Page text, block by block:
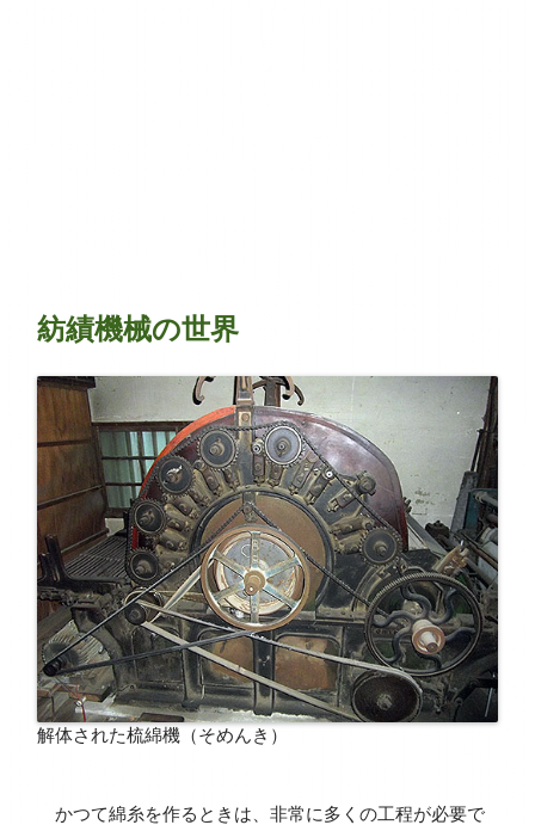
紡績機械の世界
解体された梳綿機（そめんき）
かつて綿糸を作るときは、非常に多くの工程が必要で